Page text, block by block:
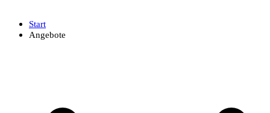
Start
Angebote